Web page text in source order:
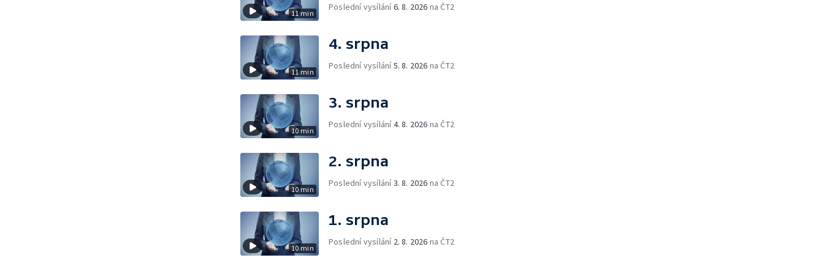
11 min
Poslední vysílání6. 8. 2026 na ČT2
11 min
4. srpna
Poslední vysílání5. 8. 2026 na ČT2
10 min
3. srpna
Poslední vysílání4. 8. 2026 na ČT2
10 min
2. srpna
Poslední vysílání3. 8. 2026 na ČT2
10 min
1. srpna
Poslední vysílání 2. 8. 2026 na ČT2